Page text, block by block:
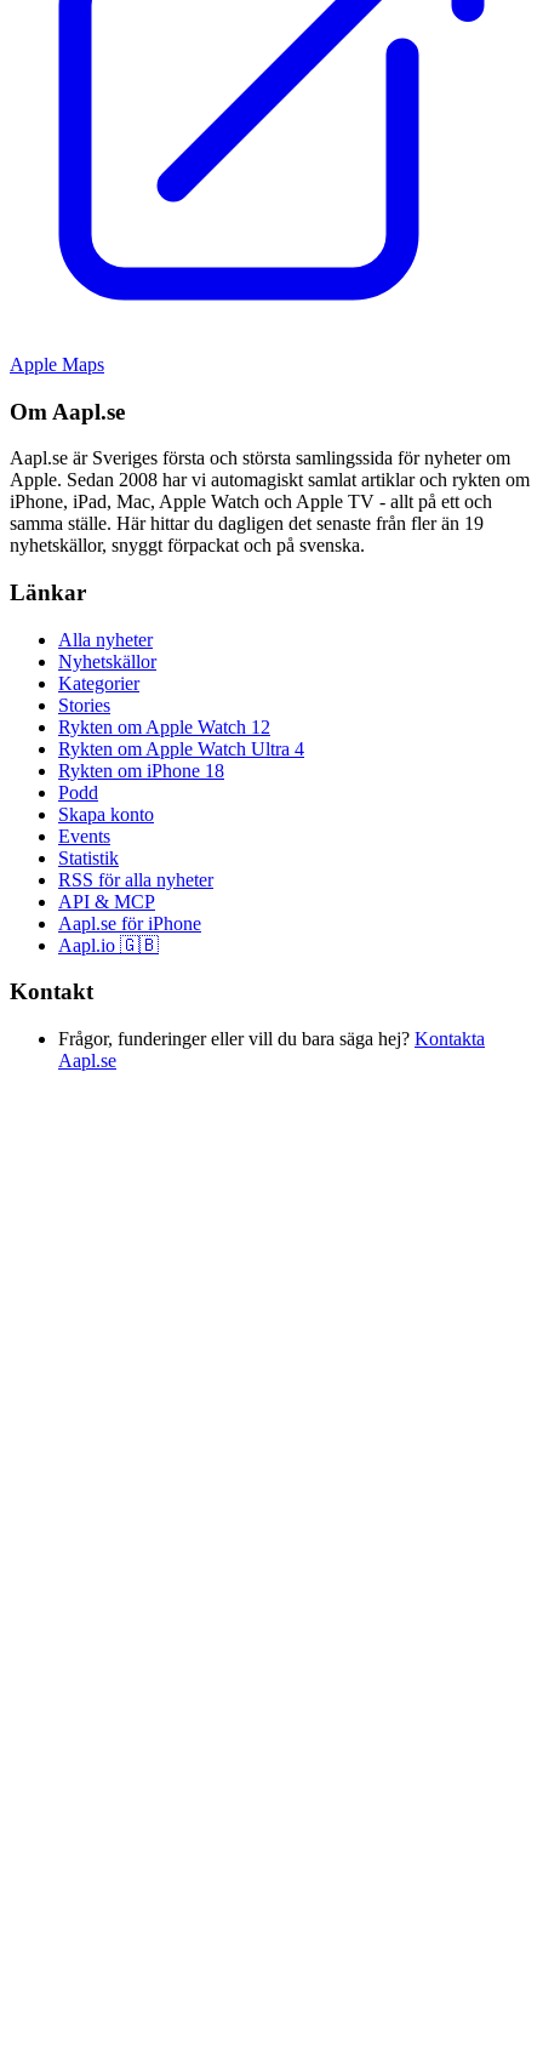
Apple Maps
Om Aapl.se
Aapl.se är Sveriges första och största samlingssida för nyheter om
Apple. Sedan 2008 har vi automagiskt samlat artiklar och rykten om
iPhone, iPad, Mac, Apple Watch och Apple TV - allt på ett och
samma ställe. Här hittar du dagligen det senaste från fler än 19
nyhetskällor, snyggt förpackat och på svenska.
Länkar
Alla nyheter
Nyhetskällor
Kategorier
Stories
Rykten om Apple Watch 12
Rykten om Apple Watch Ultra 4
Rykten om iPhone 18
Podd
Skapa konto
Events
Statistik
RSS för alla nyheter
API & MCP
Aapl.se för iPhone
Aapl.io 🇬🇧
Kontakt
Frågor, funderinger eller vill du bara säga hej? Kontakta
Aapl.se